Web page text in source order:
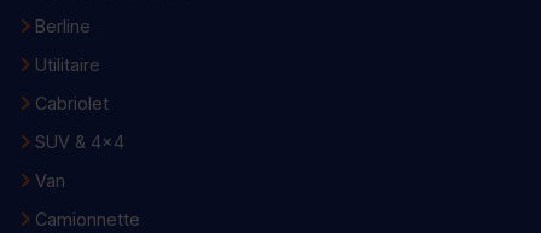
Berline
Utilitaire
Cabriolet
SUV & 4x4
Van
Camionnette